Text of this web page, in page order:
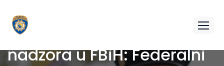
Program pojačanih
nadzora u FBiH: Federalni